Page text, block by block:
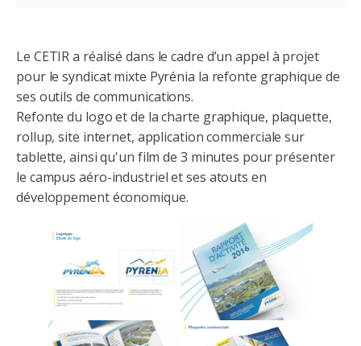
Le CETIR a réalisé dans le cadre d’un appel à projet
pour le syndicat mixte Pyrénia la refonte graphique de
ses outils de communications.
Refonte du logo et de la charte graphique, plaquette,
rollup, site internet, application commerciale sur
tablette, ainsi qu'un film de 3 minutes pour présenter
le campus aéro-industriel et ses atouts en
développement économique.